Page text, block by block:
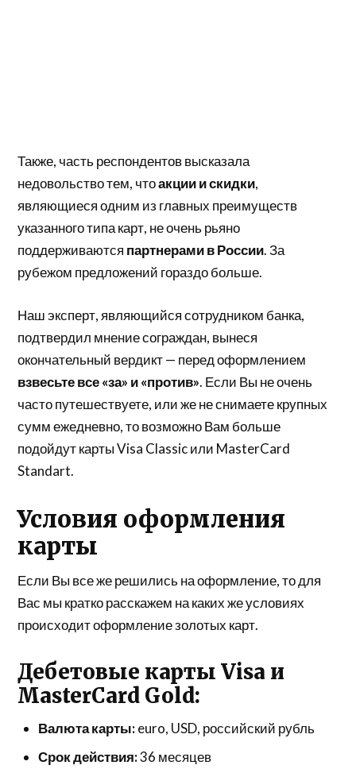
Также, часть респондентов высказала
недовольство тем, чтоакции и скидки,
являющиеся одним из главных преимуществ
указанного типа карт, не очень рьяно
поддерживаются партнерами в России. За
рубежом предложений гораздо больше.
Наш эксперт, являющийся сотрудником банка,
подтвердил мнение сограждан, вынеся
окончательный вердикт — перед оформлением
взвесьте все «за» и «против». Если Вы не очень
часто путешествуете, или же не снимаете крупных
сумм ежедневно, то возможно Вам больше
подойдут карты Visa Classic или MasterCard
Standart.
Условия оформления
карты
Если Вы все же решились на оформление, то для
Вас мы кратко расскажем на каких же условиях
происходит оформление золотых карт.
Дебетовые карты Visa и
MasterCard Gold:
Валюта карты:euro, USD, российский рубль
Срок действия:36 месяцев